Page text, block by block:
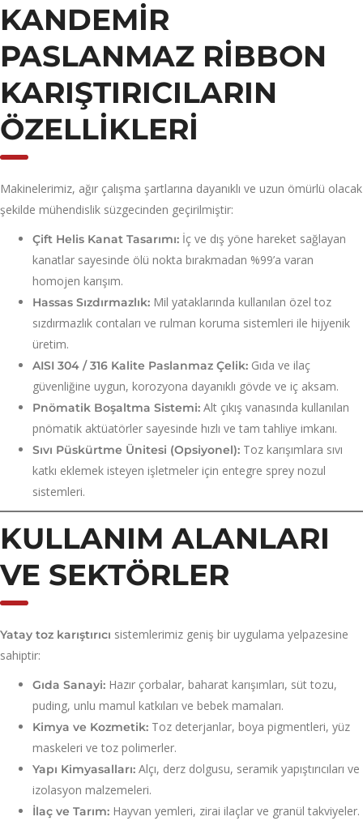
KANDEMIR
PASLANMAZ RIBBON
KARIŞTIRICILARIN
ÖZELLIKLERI
Makinelerimiz, ağır çalışma şartlarına dayanıklı ve uzun ömürlü olacak
şekilde mühendislik süzgecinden geçirilmiştir:
Çift Helis Kanat Tasarımı: İç ve dış yöne hareket sağlayan
kanatlar sayesinde ölü nokta bırakmadan %99’a varan
homojen karışım.
Hassas Sızdırmazlık: Mil yataklarında kullanılan özel toz
sızdırmazlık contaları ve rulman koruma sistemleri ile hijyenik
üretim.
AISI 304 / 316 Kalite Paslanmaz Çelik: Gıda ve ilaç
güvenliğine uygun, korozyona dayanıklı gövde ve iç aksam.
Pnömatik Boşaltma Sistemi: Alt çıkış vanasında kullanılan
pnömatik aktüatörler sayesinde hızlı ve tam tahliye imkanı.
Sıvı Püskürtme Ünitesi (Opsiyonel): Toz karışımlara sıvı
katkı eklemek isteyen işletmeler için entegre sprey nozul
sistemleri.
KULLANIM ALANLARI
VE SEKTÖRLER
Yatay toz karıştırıcı sistemlerimiz geniş bir uygulama yelpazesine
sahiptir:
Gıda Sanayi: Hazır çorbalar, baharat karışımları, süt tozu,
puding, unlu mamul katkıları ve bebek mamaları.
Kimya ve Kozmetik: Toz deterjanlar, boya pigmentleri, yüz
maskeleri ve toz polimerler.
Yapı Kimyasalları: Alçı, derz dolgusu, seramik yapıştırıcıları ve
izolasyon malzemeleri.
İlaç ve Tarım: Hayvan yemleri, zirai ilaçlar ve granül takviyeler.